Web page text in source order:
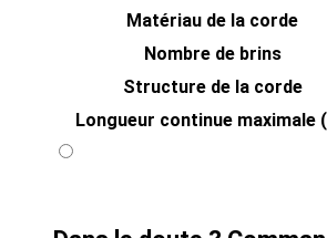
Matériau de la corde
Nombre de brins
Structure de la corde
Longueur continue maximale